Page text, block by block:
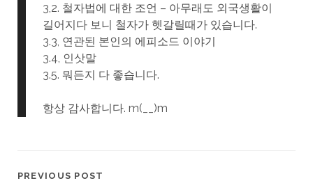
3,2. 철자법에 대한 조언 – 아무래도 외국생활이
길어지다 보니 철자가 헷갈릴때가 있습니다.
3.3, 연관된 본인의 에피소드 이야기
3.4, 인삿말
3.5. 뭐든지 다 좋습니다.
항상 감사합니다. m(__)m
PREVIOUS POST